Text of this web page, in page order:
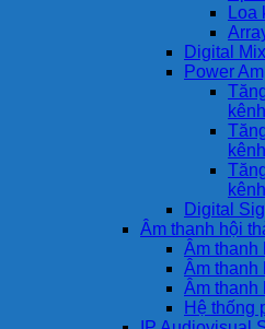
Loa
Digital
Power
kênh
kênh
kênh
Digital
Âm thanh hội
Âm thanh
Âm thanh
Âm thanh
Hệ thống